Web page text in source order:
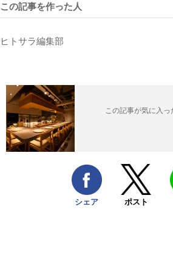
この記事を作った人
ヒトサラ編集部
この記事が気に入
シェア ポスト